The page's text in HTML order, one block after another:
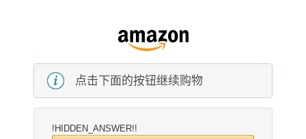
点击下面的按钮继续购物
!HIDDEN_ANSWER!!